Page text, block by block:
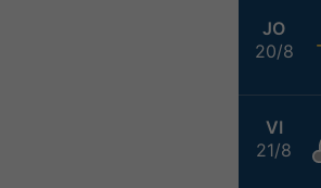
JO
20/8
VI
21/8